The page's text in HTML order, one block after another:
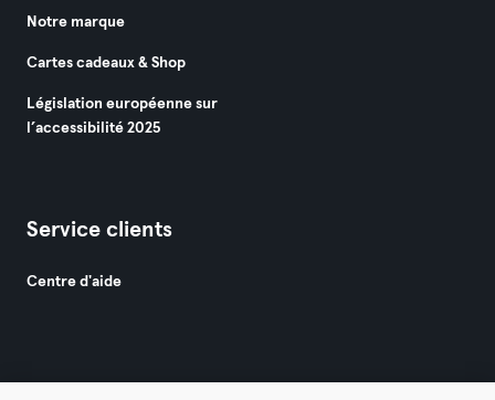
Notre marque
Cartes cadeaux & Shop
Législation européenne sur
l’accessibilité 2025
Service clients
Centre d'aide